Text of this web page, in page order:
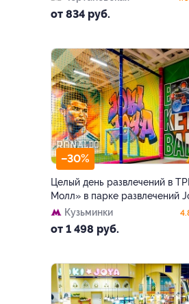
от 834 руб.
–30%
Целый день развлечений в
Молл» в парке развлечений
Кузьминки
от 1 498 руб.